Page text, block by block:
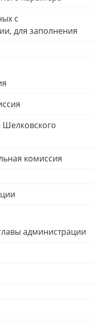
с
для заполнения
комиссия
администрации